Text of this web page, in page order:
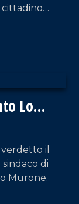
cittadino
legalità,
Lo
il
di
Murone.